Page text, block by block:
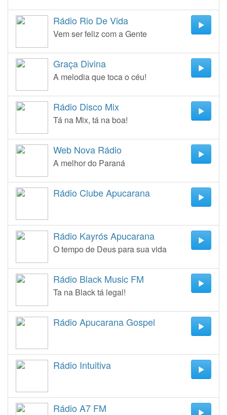
Rádio Rio De Vida
Vem ser feliz com a Gente
Graça Divina
A melodia que toca o céu!
Rádio Disco Mix
Tá na Mix, tá na boa!
Web Nova Rádio
A melhor do Paraná
Rádio Clube Apucarana
Rádio Kayrós Apucarana
O tempo de Deus para sua vida
Rádio Black Music FM
Ta na Black tá legal!
Rádio Apucarana Gospel
Rádio Intuitiva
Rádio A7 FM